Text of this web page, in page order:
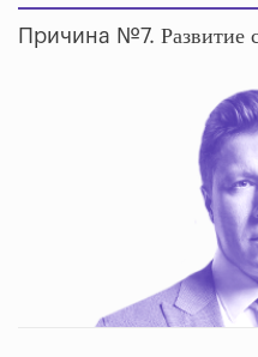
Причина №7. Развитие